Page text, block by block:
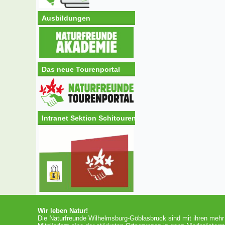
Ausbildungen
Das neue Tourenportal
Intranet Sektion Schitouren
Wir leben Natur!
Die Naturfreunde Wilhelmsburg-Göblasbruck sind mit ihren